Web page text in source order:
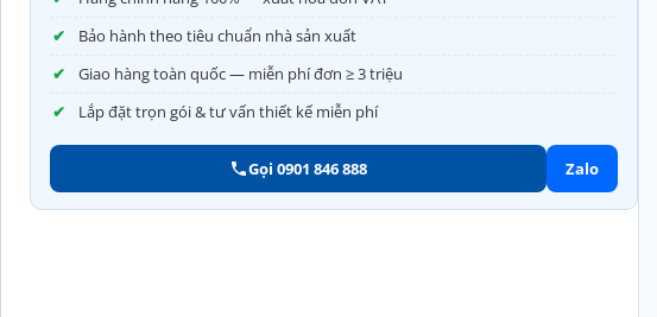
Bảo hành theo tiêu chuẩn nhà sản xuất
Giao hàng toàn quốc — miễn phí đơn ≥ 3 triệu
Lắp đặt trọn gói & tư vấn thiết kế miễn phí
Gọi 0901 846 888 Zalo